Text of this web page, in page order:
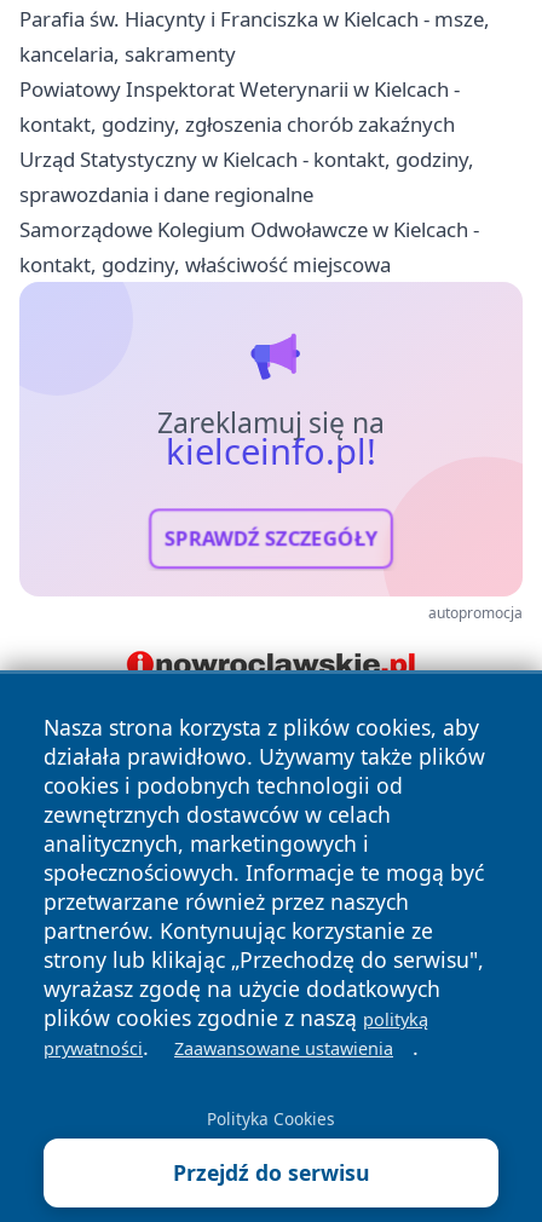
Parafia św. Hiacynty i Franciszka w Kielcach - msze,
kancelaria, sakramenty
Powiatowy Inspektorat Weterynarii w Kielcach -
kontakt, godziny, zgłoszenia chorób zakaźnych
Urząd Statystyczny w Kielcach - kontakt, godziny,
sprawozdania i dane regionalne
Samorządowe Kolegium Odwoławcze w Kielcach -
kontakt, godziny, właściwość miejscowa
Zareklamuj się na
kielceinfo.pl!
SPRAWDŹ SZCZEGÓŁY
autopromocja
Nasza strona korzysta z plików cookies, aby
działała prawidłowo. Używamy także plików
cookies i podobnych technologii od
zewnętrznych dostawców w celach
analitycznych, marketingowych i
społecznościowych. Informacje te mogą być
przetwarzane również przez naszych
partnerów. Kontynuując korzystanie ze
strony lub klikając „Przechodzę do serwisu",
wyrażasz zgodę na użycie dodatkowych
plików cookies zgodnie z naszą polityką
prywatności. Zaawansowane ustawienia .
Polityka Cookies
Przejdź do serwisu
Copyright © 2026 kielceinfo.pl Wszystkie prawa zastrzeżone.
News Autorzy
Polityka
Prywatności
Polityka
Cookies